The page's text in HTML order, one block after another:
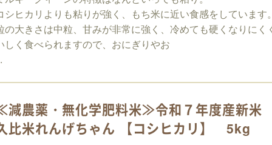
シヒカリよりも粘りが強く、もち米に近い食感をしています。
の大きさは中粒、甘みが非常に強く、冷めても硬くなりにく
しく食べられますので、おにぎりやお
農薬・無化学肥料米≫令和７年度産新
比米れんげちゃん 【コシヒカリ】 5kg